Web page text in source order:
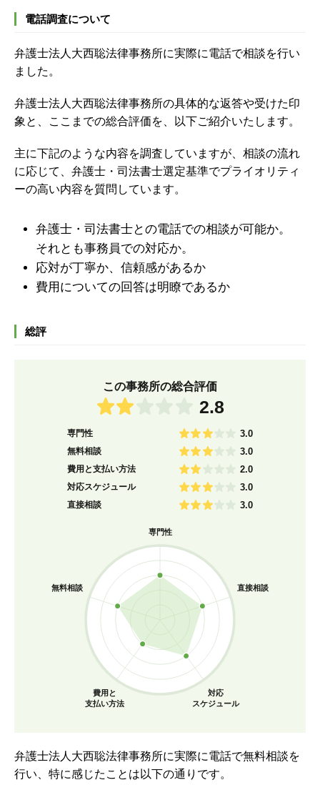
電話調査について
弁護士法人大西聡法律事務所に実際に電話で相談を行い
ました。
弁護士法人大西聡法律事務所の具体的な返答や受けた印
象と、ここまでの総合評価を、以下ご紹介いたします。
主に下記のような内容を調査していますが、 相談の流れ
に応じて、弁護士・司法書士選定基準でプライオリティ
ーの高い内容を質問しています。
弁護士・司法書士との電話での相談が可能か。
それとも事務員での対応か。
応対が丁寧か、信頼感があるか
費用についての回答は明瞭であるか
総評
この事務所の総合評価
2.8
専門性 3.0
無料相談 3.0
費用と支払い方法 2.0
対応スケジュール 3.0
直接相談 3.0
専門性
直接相談
対応
スケジュール
費用と
支払い方法
無料相談
弁護士法人大西聡法律事務所に実際に電話で無料相談を
行い、特に感じたことは以下の通りです。